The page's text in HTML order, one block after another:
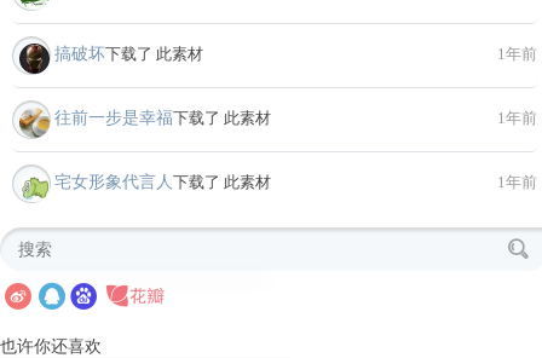
搞破坏下载了 此素材 1年前
往前一步是幸福下载了 此素材 1年前
宅女形象代言人 下载了 此素材 1年前
也许你还喜欢